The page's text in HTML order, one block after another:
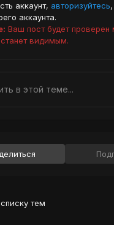
аккаунт, авторизуйтесь
аккаунта.
Ваш пост будет
видимым.
в этой теме...
тем